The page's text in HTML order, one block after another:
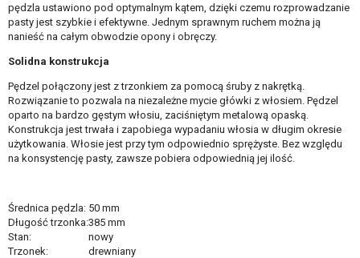
pędzla ustawiono pod optymalnym kątem, dzięki czemu rozprowadzanie
pasty jest szybkie i efektywne. Jednym sprawnym ruchem można ją
nanieść na całym obwodzie opony i obręczy.
Solidna konstrukcja
Pędzel połączony jest z trzonkiem za pomocą śruby z nakrętką.
Rozwiązanie to pozwala na niezależne mycie główki z włosiem. Pędzel
oparto na bardzo gęstym włosiu, zaciśniętym metalową opaską.
Konstrukcja jest trwała i zapobiega wypadaniu włosia w długim okresie
użytkowania. Włosie jest przy tym odpowiednio sprężyste. Bez względu
na konsystencję pasty, zawsze pobiera odpowiednią jej ilość.
Średnica pędzla: 50 mm
Długość trzonka:385 mm
Stan:
nowy
Trzonek: drewniany